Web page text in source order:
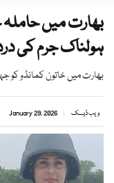
بھارت میں حاملہ
ہولناک جرم کی
بھارت میں خاتون کمانڈو کو
ویب ڈیسک January 29, 2026